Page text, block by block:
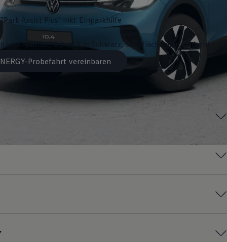
Assist Plus" inkl. Einparkhilfe
"Hamar" 8 J x 19 in Schwarz, Oberfläche glanzgedreht
Probefahrt vereinbaren